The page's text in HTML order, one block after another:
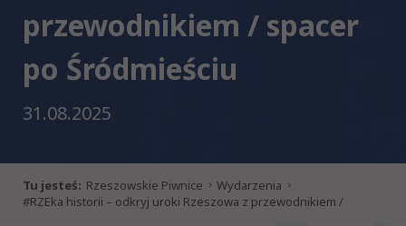
przewodnikiem / spacer
po Śródmieściu
31.08.2025
Tu jesteś: Rzeszowskie Piwnice
Wydarzenia
#RZEka historii – odkryj uroki Rzeszowa z przewodnikiem /